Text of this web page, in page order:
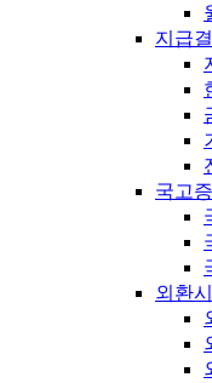
지급
국고
외환